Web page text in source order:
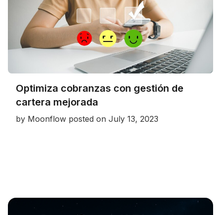
Optimiza cobranzas con gestión de
cartera mejorada
by Moonflow posted on July 13, 2023